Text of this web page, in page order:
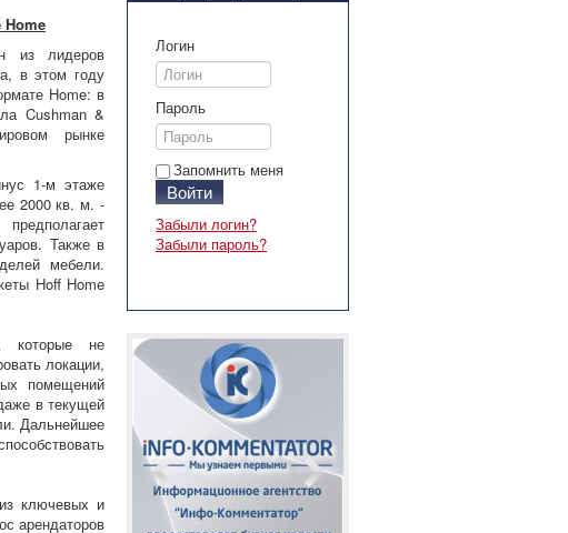
Home
из лидеров
в этом году
Home: в
Cushman &
рынке
1-м этаже
2000 кв. м. -
Также в
мебели.
Hoff Home
которые не
локации,
помещений
в текущей
Дальнейшее
ключевых и
арендаторов
Логин
Пароль
Запомнить меня
Войти
Забыли логин?
Забыли пароль?